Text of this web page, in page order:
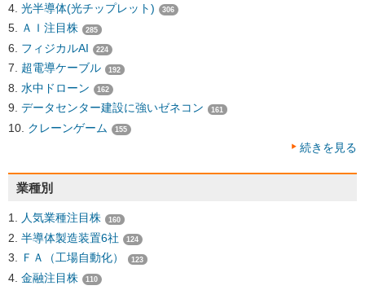
光半導体(光チップレット) 306
ＡＩ注目株 285
フィジカルAI 224
超電導ケーブル 192
水中ドローン 162
データセンター建設に強いゼネコン 161
クレーンゲーム 155
続きを見る
業種別
人気業種注目株 160
半導体製造装置6社 124
ＦＡ（工場自動化） 123
金融注目株 110